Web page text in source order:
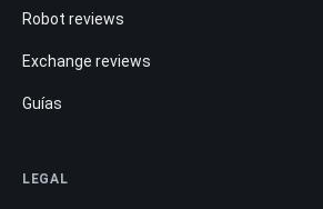
Robot reviews
Exchange reviews
Guías
LEGAL